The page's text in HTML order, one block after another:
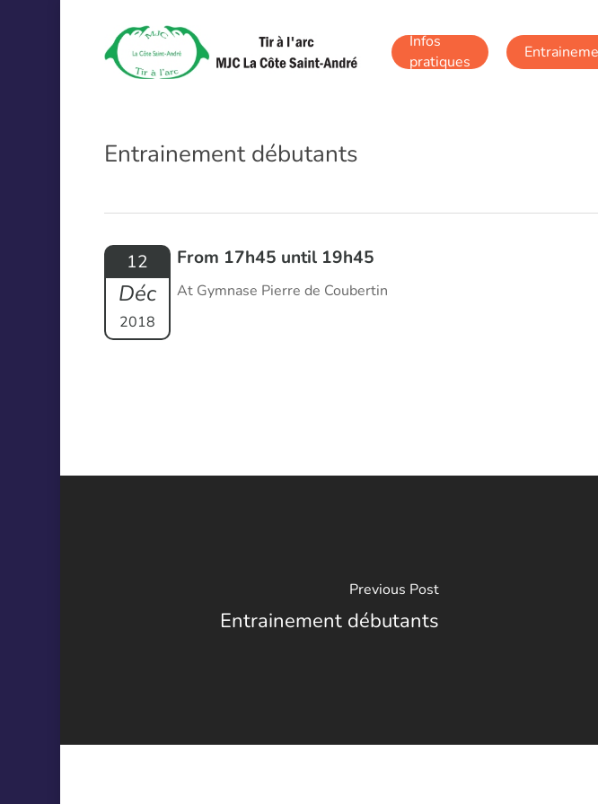
Infos
pratiques
Entrainement débutants
12
Déc
2018
From 17h45 until 19h45
At Gymnase Pierre de Coubertin
Previous Post
Entrainement débutants